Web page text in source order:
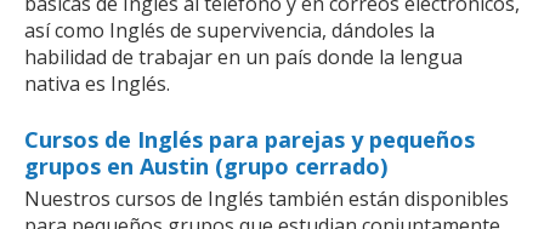
así como Inglés de supervivencia, dándoles la
habilidad de trabajar en un país donde la lengua
nativa es Inglés.
Cursos de Inglés para parejas y pequeños
grupos en Austin (grupo cerrado)
Nuestros cursos de Inglés también están disponibles